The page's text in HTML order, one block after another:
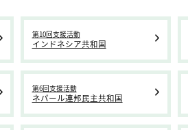
第10回支援活動
インドネシア共和国
第6回支援活動
ネパール連邦民主共和国